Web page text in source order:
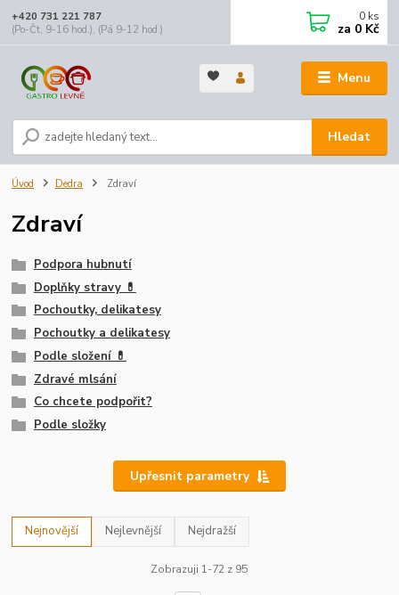
Menu
Hledat
+420 731 221 787
(Po-Čt, 9-16 hod.), (Pá 9-12 hod.)
0 ks
za 0 Kč
Úvod Dedra Zdraví
Zdraví
Podpora hubnutí
Doplňky stravy 💊
Pochoutky, delikatesy
Pochoutky a delikatesy
Podle složení 💊
Zdravé mlsání
Co chcete podpořit?
Podle složky
Upřesnit parametry
Nejnovější Nejlevnější Nejdražší
Zobrazuji 1-72 z 95